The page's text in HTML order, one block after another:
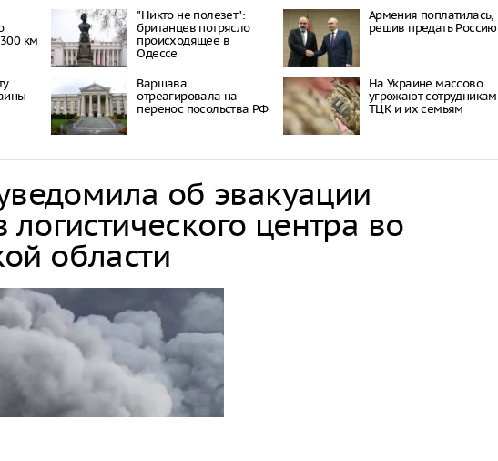
км
"Никто не полезет":
британцев потрясло
происходящее в
Одессе
Армения поплатилась,
решив предать Россию
Варшава
отреагировала на
перенос посольства РФ
На Украине массово
угрожают сотрудникам
ТЦК и их семьям
об эвакуации
логистического центра во
области